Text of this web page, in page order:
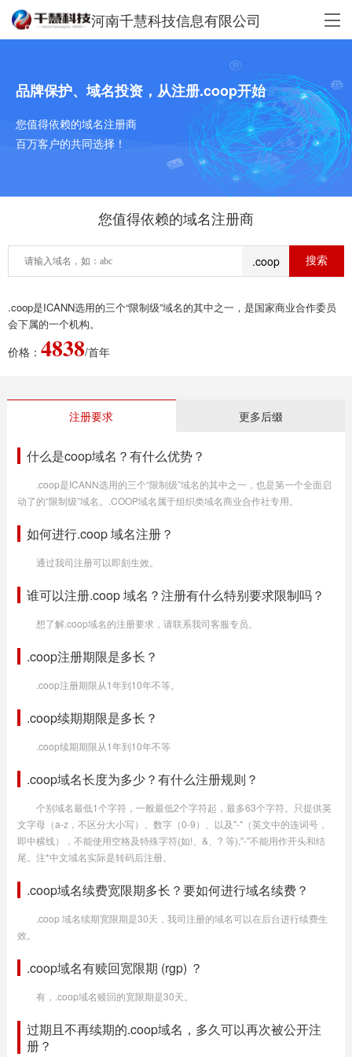
河南千慧科技信息有限公司
品牌保护、域名投资，从注册.coop开始
您值得依赖的域名注册商
百万客户的共同选择！
您值得依赖的域名注册商
.coop
.coop是ICANN选用的三个“限制级”域名的其中之一，是国家商业合作委员
会下属的一个机构。
价格： 4838/首年
注册要求 更多后缀
什么是coop域名？有什么优势？
.coop是ICANN选用的三个“限制级”域名的其中之一，也是第一个全面启
动了的“限制级”域名。.COOP域名属于组织类域名商业合作社专用。
如何进行.coop 域名注册？
通过我司注册可以即刻生效。
谁可以注册.coop 域名？注册有什么特别要求限制吗？
想了解.coop域名的注册要求，请联系我司客服专员。
.coop注册期限是多长？
.coop注册期限从1年到10年不等。
.coop续期期限是多长？
.coop续期期限从1年到10年不等
.coop域名长度为多少？有什么注册规则？
个别域名最低1个字符，一般最低2个字符起，最多63个字符。只提供英
文字母（a-z，不区分大小写）、数字（0-9）、以及"-"（英文中的连词号，
即中横线），不能使用空格及特殊字符(如!、&、? 等),"-"不能用作开头和结
尾。注*中文域名实际是转码后注册。
.coop域名续费宽限期多长？要如何进行域名续费？
.coop 域名续期宽限期是30天，我司注册的域名可以在后台进行续费生
效。
.coop域名有赎回宽限期 (rgp) ？
有，.coop域名赎回的宽限期是30天。
过期且不再续期的.coop域名，多久可以再次被公开注
册？